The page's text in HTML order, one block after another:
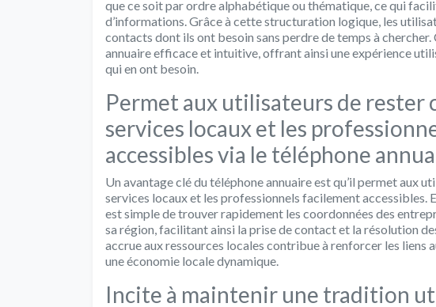
que ce soit par ordre alphabétique ou thématique, ce qui
d’informations. Grâce à cette structuration logique, les
contacts dont ils ont besoin sans perdre de temps à
annuaire efficace et intuitive, offrant ainsi une expérience
qui en ont besoin.
Permet aux utilisateurs de rester
services locaux et les
accessibles via le téléphone
Un avantage clé du téléphone annuaire est qu’il permet aux
services locaux et les professionnels facilement accessibles.
est simple de trouver rapidement les coordonnées des
sa région, facilitant ainsi la prise de contact et la résolution
accrue aux ressources locales contribue à renforcer les liens
une économie locale dynamique.
Incite à maintenir une tradition